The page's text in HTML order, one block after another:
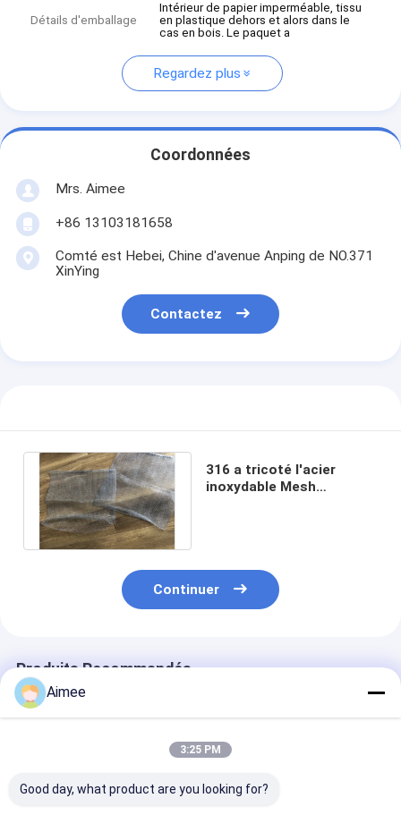
Détails d'emballage
Intérieur de papier imperméable, tissu
en plastique dehors et alors dans le
cas en bois. Le paquet a
Regardez plus
Coordonnées
Mrs. Aimee
+86 13103181658
Comté est Hebei, Chine d'avenue Anping de NO.371
XinYing
Contactez
316 a tricoté l'acier
inoxydable Mesh
Continuer
Produits Recommandés
Aimee
3:25 PM
Good day, what product are you looking for?